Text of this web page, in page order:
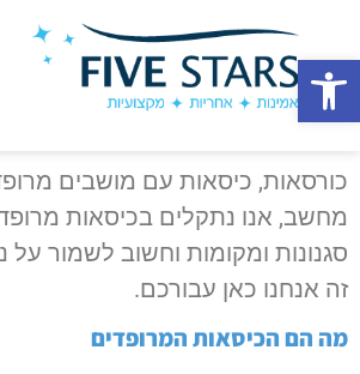
כורסאות, כיסאות עם מושבים
מחשב, אנו נתקלים בכיסאות
סגנונות ומקומות וחשוב לשמור על
זה אנחנו כאן עבורכם.
מה הם הכיסאות המרופדים
פתח סרגל נגישות